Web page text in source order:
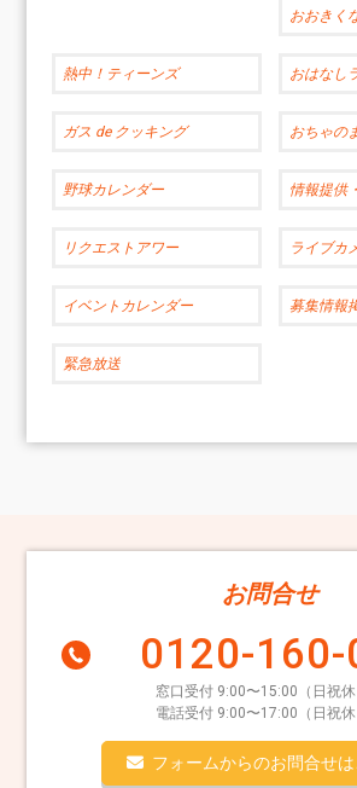
おおきく
熱中！ティーンズ おはなし
ガス de クッキング おちゃの
野球カレンダー 情報提供
リクエストアワー ライブカ
イベントカレンダー 募集情報
緊急放送
お問合せ
0120-160-
窓口受付 9:00〜15:00（日祝休
電話受付 9:00〜17:00（日祝休
フォームからのお問合せは